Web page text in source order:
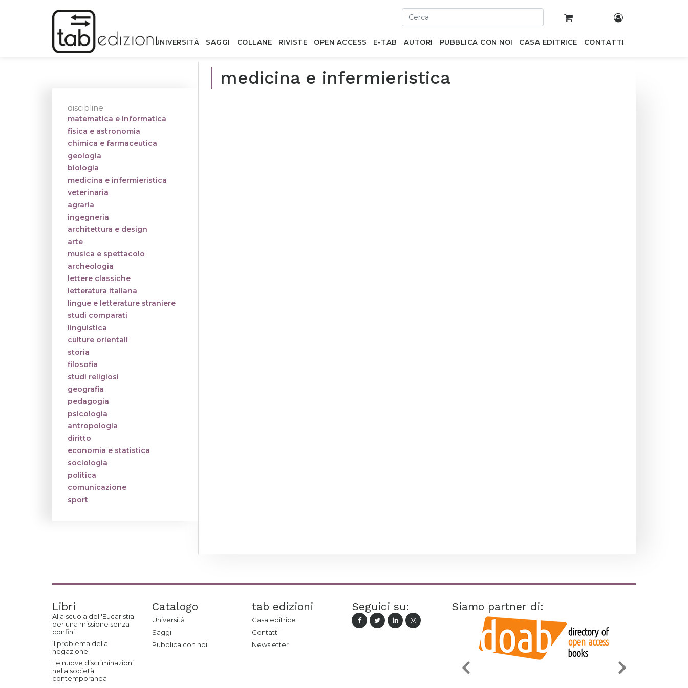
UNIVERSITÀ SAGGI COLLANE RIVISTE OPEN ACCESS E-TAB AUTORI PUBBLICA CON NOI CASA EDITRICE CONTATTI
medicina e infermieristica
discipline
matematica e informatica
fisica e astronomia
chimica e farmaceutica
geologia
biologia
medicina e infermieristica
veterinaria
agraria
ingegneria
architettura e design
arte
musica e spettacolo
archeologia
lettere classiche
letteratura italiana
lingue e letterature straniere
studi comparati
linguistica
culture orientali
storia
filosofia
studi religiosi
geografia
pedagogia
psicologia
antropologia
diritto
economia e statistica
sociologia
politica
comunicazione
sport
Libri
Alla scuola dell'Eucaristia
per una missione senza
confini
Il problema della
negazione
Le nuove discriminazioni
nella società
contemporanea
Catalogo
Università
Saggi
Pubblica con noi
tab edizioni
Casa editrice
Contatti
Newsletter
Seguici su: Siamo partner di: